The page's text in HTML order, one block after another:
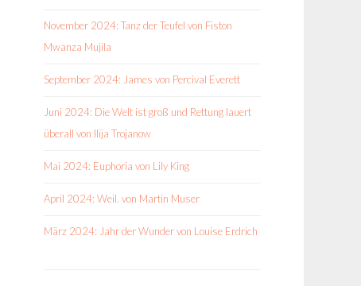
November 2024: Tanz der Teufel von Fiston
Mwanza Mujila
September 2024: James von Percival Everett
Juni 2024: Die Welt ist groß und Rettung lauert
überall von Ilija Trojanow
Mai 2024: Euphoria von Lily King
April 2024: Weil. von Martin Muser
März 2024: Jahr der Wunder von Louise Erdrich